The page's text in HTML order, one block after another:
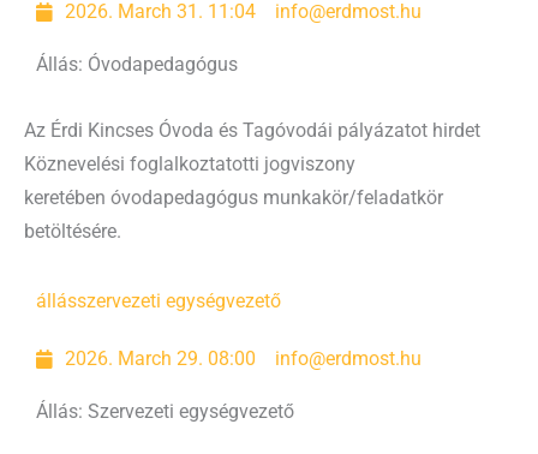
2026. March 31. 11:04 info@erdmost.hu
Állás: Óvodapedagógus
Az Érdi Kincses Óvoda és Tagóvodái pályázatot hirdet
Köznevelési foglalkoztatotti jogviszony
keretében óvodapedagógus munkakör/feladatkör
betöltésére.
állásszervezeti egységvezető
2026. March 29. 08:00 info@erdmost.hu
Állás: Szervezeti egységvezető